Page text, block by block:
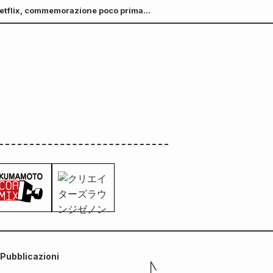
commemorazione poco prima